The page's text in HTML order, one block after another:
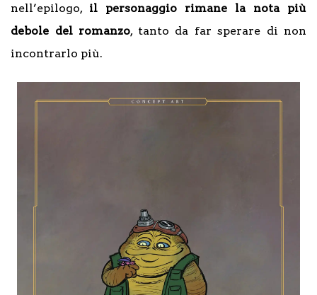
nell’epilogo, il personaggio rimane la nota più
debole del romanzo, tanto da far sperare di non
incontrarlo più.